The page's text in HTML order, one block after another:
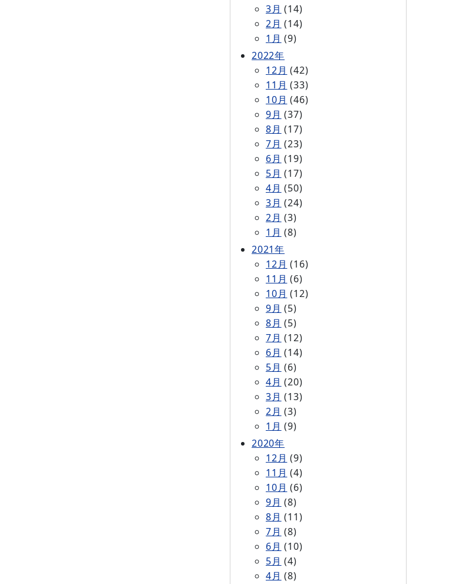
3月 (14)
2月 (14)
1月 (9)
2022年
12月 (42)
11月 (33)
10月 (46)
9月 (37)
8月 (17)
7月 (23)
6月 (19)
5月 (17)
4月 (50)
3月 (24)
2月 (3)
1月 (8)
2021年
12月 (16)
11月 (6)
10月 (12)
9月 (5)
8月 (5)
7月 (12)
6月 (14)
5月 (6)
4月 (20)
3月 (13)
2月 (3)
1月 (9)
2020年
12月 (9)
11月 (4)
10月 (6)
9月 (8)
8月 (11)
7月 (8)
6月 (10)
5月 (4)
4月 (8)